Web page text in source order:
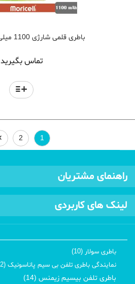
باطری قلمی شارژی 1100 میلی آمپر 1/2 ولت
تماس بگیرید
1
2
راهنمای مشتریان
لینک های کاربردی
باطری سولار (10)
نمایندگی باطری تلفن بی سیم پاناسونیک (12)
باطری تلفن بیسیم زیمنس (14)